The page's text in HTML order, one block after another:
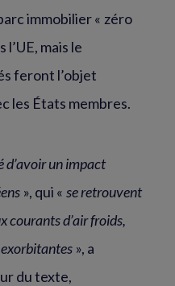
immobilier « zéro
l’UE, mais le
feront l’objet
les États membres.
d’avoir un impact
», qui « se retrouvent
courants d’air froids,
exorbitantes », a
du texte,